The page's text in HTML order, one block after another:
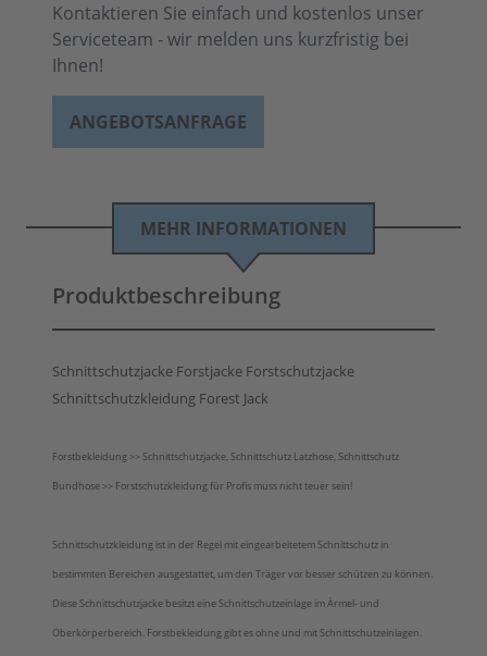
Kontaktieren Sie einfach und kostenlos unser
Serviceteam - wir melden uns kurzfristig bei
Ihnen!
ANGEBOTSANFRAGE
MEHR INFORMATIONEN
Produktbeschreibung
Schnittschutzjacke Forstjacke Forstschutzjacke
Schnittschutzkleidung Forest Jack
Forstbekleidung >> Schnittschutzjacke, Schnittschutz Latzhose, Schnittschutz
Bundhose >> Forstschutzkleidung für Profis muss nicht teuer sein!
Schnittschutzkleidung ist in der Regel mit eingearbeitetem Schnittschutz in
bestimmten Bereichen ausgestattet, um den Träger vor besser schützen zu können.
Diese Schnittschutzjacke besitzt eine Schnittschutzeinlage im Ärmel- und
Oberkörperbereich. Forstbekleidung gibt es ohne und mit Schnittschutzeinlagen.